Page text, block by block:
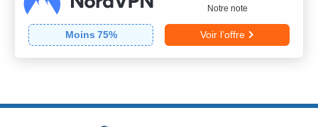
Notre note
Moins 75% Voir l’offre